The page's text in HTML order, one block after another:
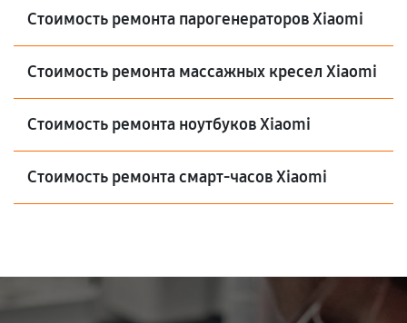
Стоимость ремонта парогенераторов Xiaomi
Стоимость ремонта массажных кресел Xiaomi
Стоимость ремонта ноутбуков Xiaomi
Стоимость ремонта смарт-часов Xiaomi